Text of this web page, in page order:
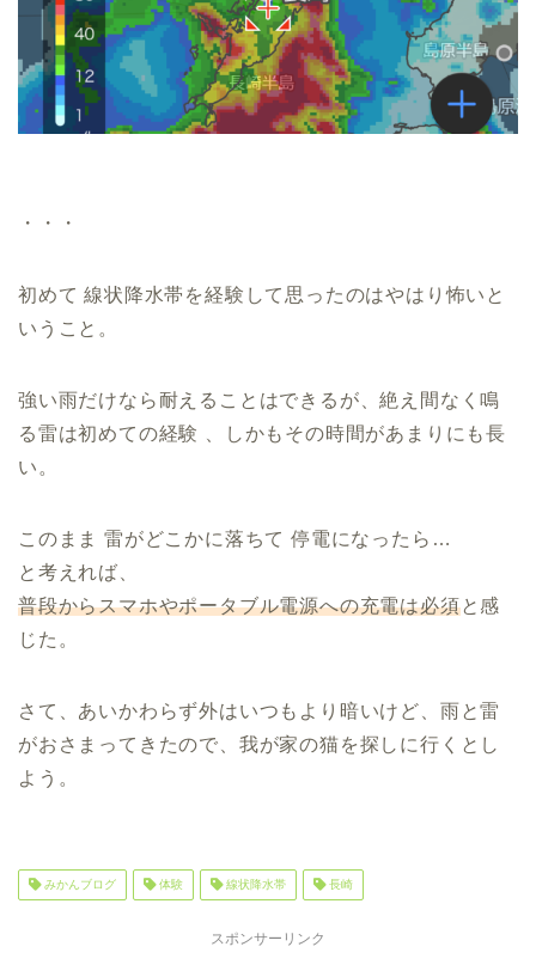
・・・
初めて 線状降水帯を経験して思ったのはやはり怖いと
いうこと。
強い雨だけなら耐えることはできるが、絶え間なく鳴
る雷は初めての経験 、しかもその時間があまりにも長
い。
このまま 雷がどこかに落ちて 停電になったら…
と考えれば、
普段からスマホやポータブル電源への充電は必須と感
じた。
さて、あいかわらず外はいつもより暗いけど、雨と雷
がおさまってきたので、我が家の猫を探しに行くとし
よう。
みかんブログ 体験 線状降水帯 長崎
スポンサーリンク